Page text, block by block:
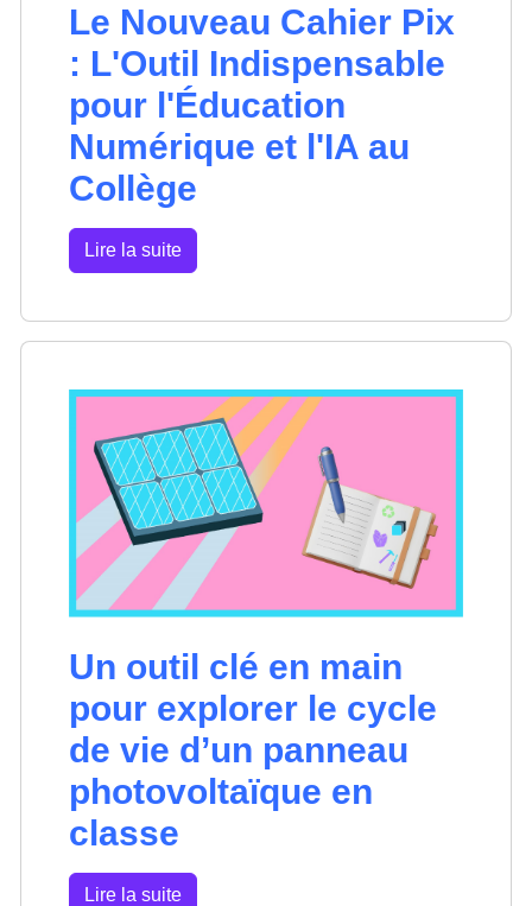
Le Nouveau Cahier Pix
: L'Outil Indispensable
pour l'Éducation
Numérique et l'IA au
Collège
Lire la suite
Un outil clé en main
pour explorer le cycle
de vie d’un panneau
photovoltaïque en
classe
Lire la suite